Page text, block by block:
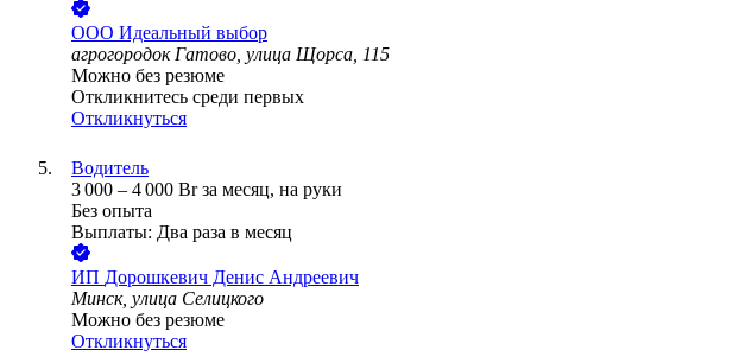
ООО Идеальный выбор
агрогородок Гатово, улица Щорса, 115
Можно без резюме
Откликнитесь среди первых
Откликнуться
Водитель
3 000 – 4 000 Br за месяц, на руки
Без опыта
Выплаты: Два раза в месяц
ИП Дорошкевич Денис Андреевич
Минск, улица Селицкого
Можно без резюме
Откликнуться